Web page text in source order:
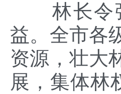
林长令强
益。全市各
资源，壮大
展，集体林